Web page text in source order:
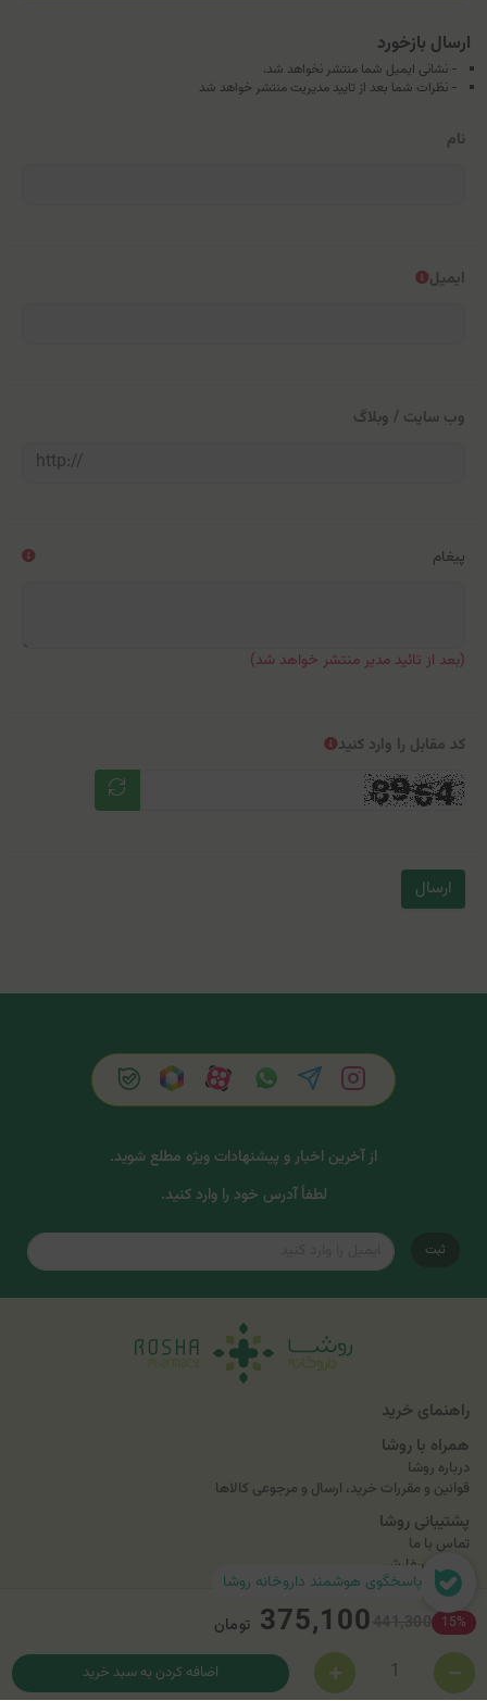
15%
375,100 تومان
اضافه کردن به سبد خرید
ارسال بازخورد
- نشانی ایمیل شما منتشر نخواهد شد.
- نظرات شما بعد از تایید مدیریت منتشر خواهد شد
نام
ایمیل
وب سایت / وبلاگ
پیغام
(بعد از تائید مدیر منتشر خواهد شد)
کد مقابل را وارد کنید
ارسال
از آخرین اخبار و پیشنهادات ویژه مطلع شوید.
لطفاً آدرس خود را وارد کنید.
ثبت
راهنمای خرید
همراه با روشا
درباره روشا
قوانین و مقررات خرید، ارسال و مرجوعی کالاها
پشتیبانی روشا
تماس با ما
پیگیری سفارش
تلفن تماس و مشاوره آنلاین۰۲۶۳۴۱۳۴
پاسخگوی هوشمند داروخانه روشا